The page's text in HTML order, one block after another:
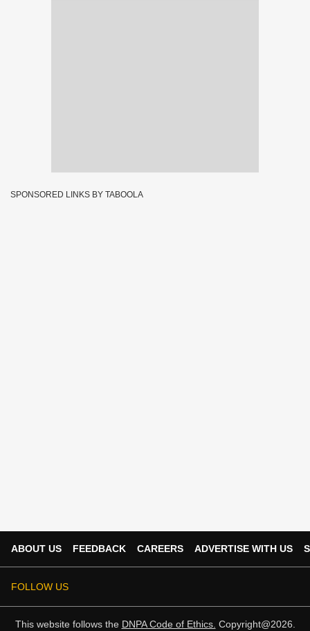
SPONSORED LINKS BY TABOOLA
ABOUT US FEEDBACK CAREERS ADVERTISE WITH US
FOLLOW US
This website follows the DNPA Code of Ethics. Copyright@2026.